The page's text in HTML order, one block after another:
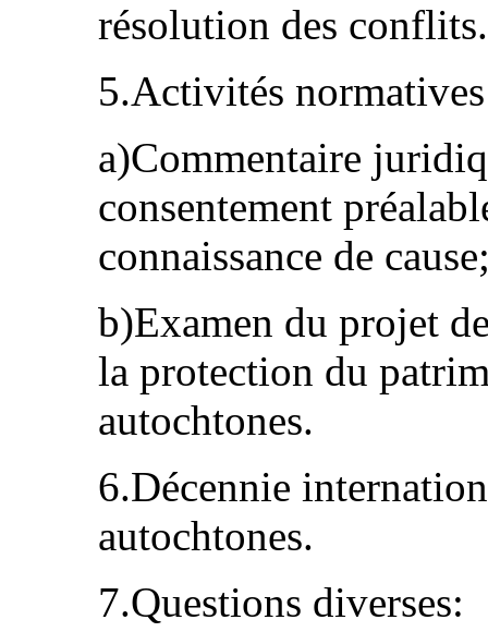
résolution des conflits.
5.Activités
a)Commentaire
consentement
connaissance de
b)Examen du projet
la protection du
autochtones.
6.Décennie
autochtones.
7.Questions diverses: